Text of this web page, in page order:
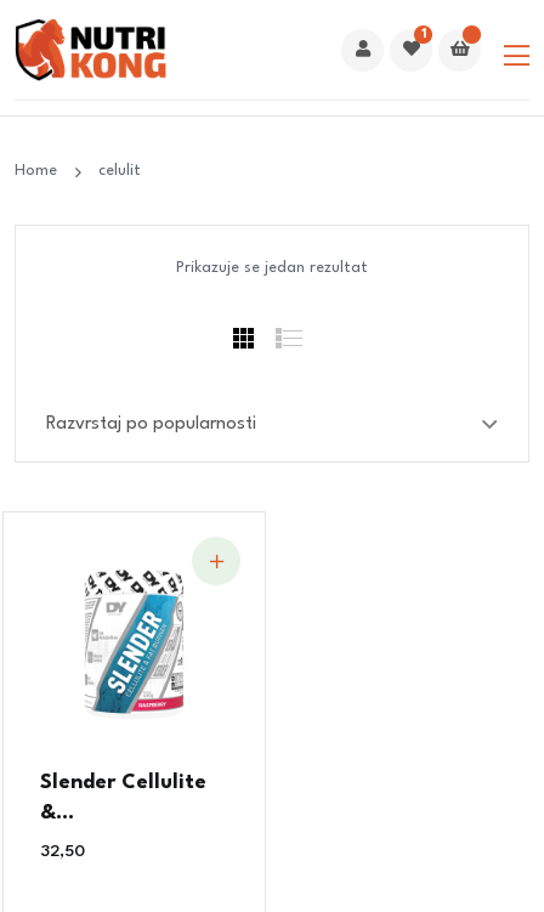
1
Home celulit
Prikazuje se jedan rezultat
Slender Cellulite
&...
32,50